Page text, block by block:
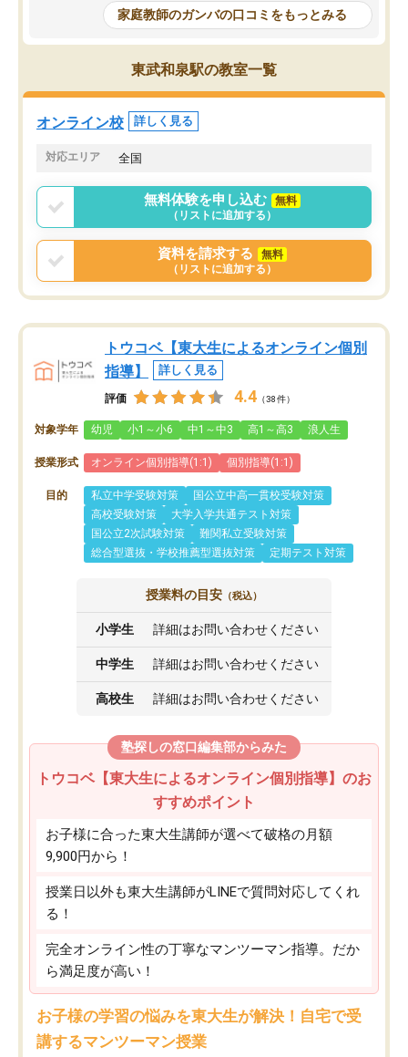
めて1年ほどだった今では平均点以上の
科目が増えてきました！あと1年受験ま
であるので無料の週末教室を使用しな
がら頑張って欲しいと思います！
問できるのでとても助か
家庭教師のガンバの口コミをもっとみる
東武和泉駅の教室一覧
オンライン校 詳しく見る
対応エリア 全国
無料体験を申し込む
無料
（リストに追加する）
資料を請求する
無料
（リストに追加する）
トウコベ【東大生によるオンライン個別
指導】
詳しく見る
評価 4.4 （38件）
対象学年 幼児 小1～小6 中1～中3 高1～高3 浪人生
授業形式 オンライン個別指導(1:1) 個別指導(1:1)
目的 私立中学受験対策
国公立中高一貫校受験対策
高校受験対策
大学入学共通テスト対策
国公立2次試験対策
難関私立受験対策
総合型選抜・学校推薦型選抜対策
定期テスト対策
授業料の目安 （税込）
小学生 詳細はお問い合わせください
中学生 詳細はお問い合わせください
高校生 詳細はお問い合わせください
塾探しの窓口編集部からみた
トウコベ【東大生によるオンライン個別指導】のお
すすめポイント
お子様に合った東大生講師が選べて破格の月額
9,900円から！
授業日以外も東大生講師がLINEで質問対応してくれ
る！
完全オンライン性の丁寧なマンツーマン指導。だか
ら満足度が高い！
お子様の学習の悩みを東大生が解決！自宅で受
講するマンツーマン授業